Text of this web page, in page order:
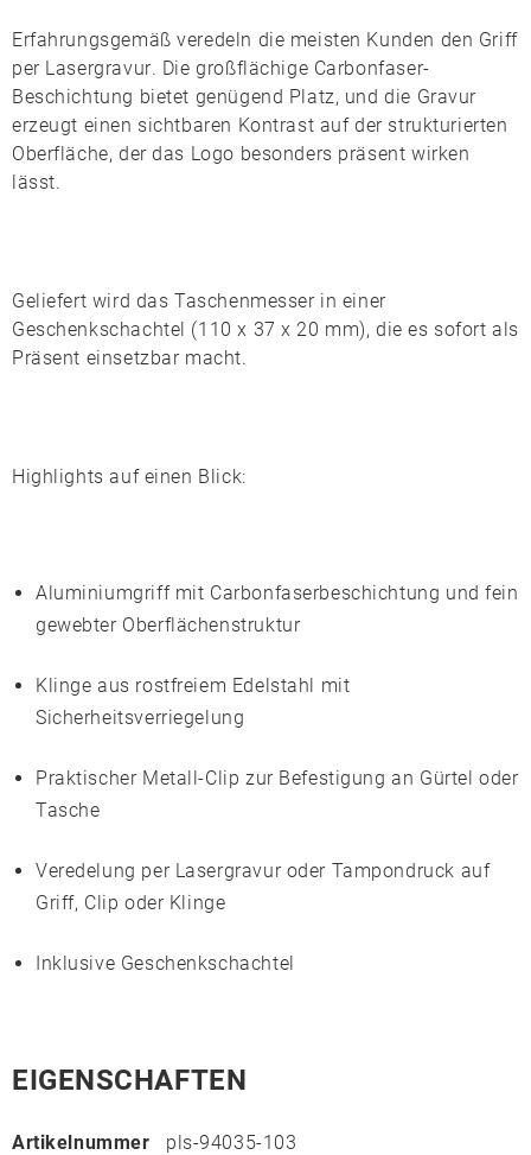
Erfahrungsgemäß veredeln die meisten Kunden den Griff
per Lasergravur. Die großflächige Carbonfaser-
Beschichtung bietet genügend Platz, und die Gravur
erzeugt einen sichtbaren Kontrast auf der strukturierten
Oberfläche, der das Logo besonders präsent wirken
lässt.
Geliefert wird das Taschenmesser in einer
Geschenkschachtel (110 x 37 x 20 mm), die es sofort als
Präsent einsetzbar macht.
Highlights auf einen Blick:
Aluminiumgriff mit Carbonfaserbeschichtung und fein
gewebter Oberflächenstruktur
Klinge aus rostfreiem Edelstahl mit
Sicherheitsverriegelung
Praktischer Metall-Clip zur Befestigung an Gürtel oder
Tasche
Veredelung per Lasergravuroder Tampondruck auf
Griff, Clip oder Klinge
Inklusive Geschenkschachtel
EIGENSCHAFTEN
Artikelnummer
pls-94035-103